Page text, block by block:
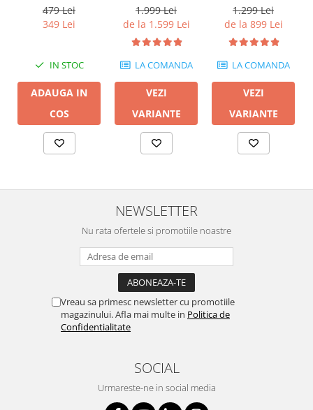
Ceiling (1 buc)
479 Lei
349 Lei
IN STOC
ADAUGA IN
COS
v3
1.999 Lei
de la 1.599 Lei
LA COMANDA
VEZI
VARIANTE
1.299 Lei
de la 899 Lei
LA COMANDA
VEZI
VARIANTE
NEWSLETTER
Nu rata ofertele si promotiile noastre
Vreau sa primesc newsletter cu promotiile
magazinului. Afla mai multe in Politica de
Confidentialitate
SOCIAL
Urmareste-ne in social media